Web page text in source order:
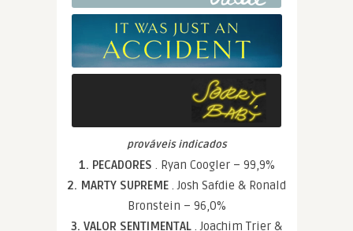
prováveis indicados
1. PECADORES . Ryan Coogler – 99,9%
2. MARTY SUPREME . Josh Safdie & Ronald
Bronstein – 96,0%
3. VALOR SENTIMENTAL . Joachim Trier &